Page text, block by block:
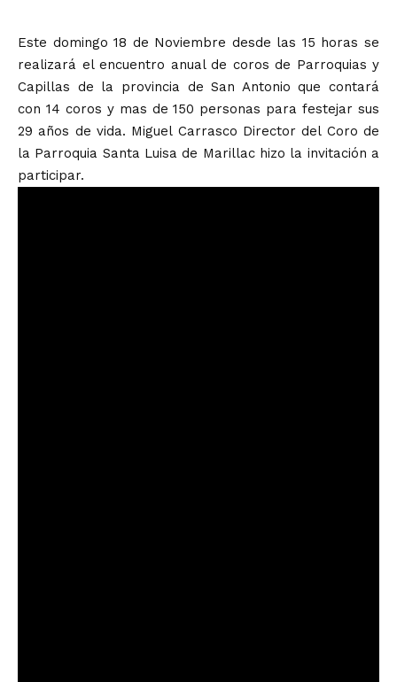
Este domingo 18 de Noviembre desde las 15 horas se
realizará el encuentro anual de coros de Parroquias y
Capillas de la provincia de San Antonio que contará
con 14 coros y mas de 150 personas para festejar sus
29 años de vida. Miguel Carrasco Director del Coro de
la Parroquia Santa Luisa de Marillac hizo la invitación a
participar.